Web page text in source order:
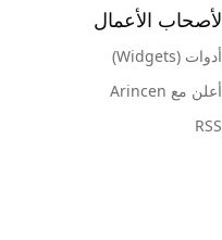
لأصحاب الأعمال
أدوات (Widgets)
أعلن مع Arincen
RSS